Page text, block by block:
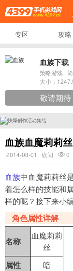
4399手机游戏网
专区 攻略
血族下载
策略游戏 |
大小：
敬请期待
血族血魔莉莉
2014-08-01 砍间 0
血族中血魔莉莉丝
着怎么样的技能和
样的呢？接下来小
角色属性详解
名称
血魔莉莉
丝
属性
暗